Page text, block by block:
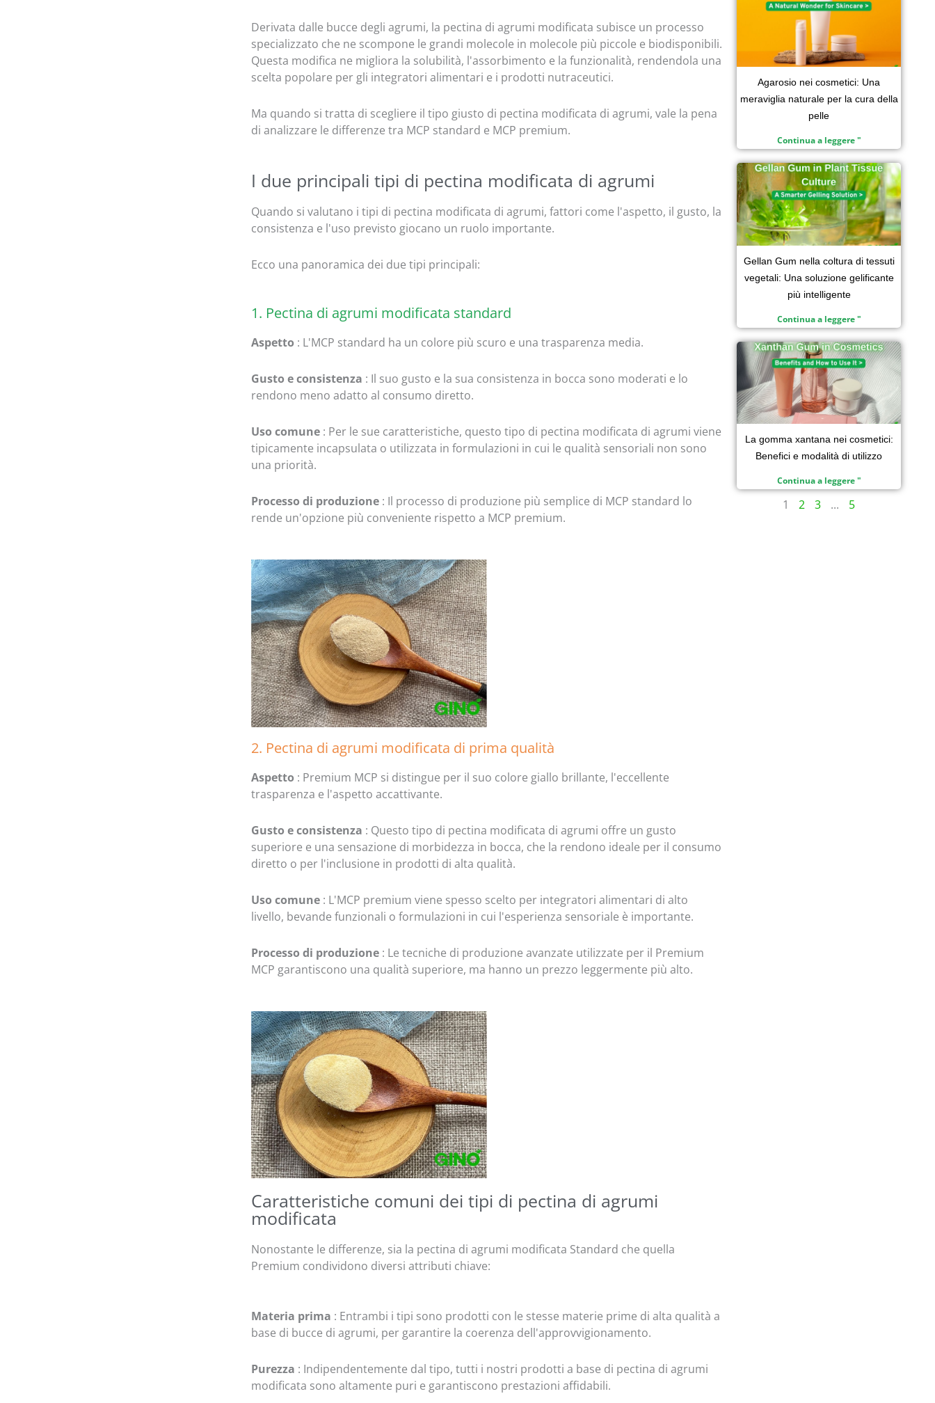
Derivata dalle bucce degli agrumi, la pectina di agrumi modificata subisce un processo
specializzato che ne scompone le grandi molecole in molecole più piccole e biodisponibili.
Questa modifica ne migliora la solubilità, l'assorbimento e la funzionalità, rendendola una
scelta popolare per gli integratori alimentari e i prodotti nutraceutici.
Ma quando si tratta di scegliere il tipo giusto di pectina modificata di agrumi, vale la pena
di analizzare le differenze tra MCP standard e MCP premium.
I due principali tipi di pectina modificata di agrumi
Quando si valutano i tipi di pectina modificata di agrumi, fattori come l'aspetto, il gusto, la
consistenza e l'uso previsto giocano un ruolo importante.
Ecco una panoramica dei due tipi principali:
1. Pectina di agrumi modificata standard
Aspetto : L'MCP standard ha un colore più scuro e una trasparenza media.
Gusto e consistenza : Il suo gusto e la sua consistenza in bocca sono moderati e lo
rendono meno adatto al consumo diretto.
Uso comune : Per le sue caratteristiche, questo tipo di pectina modificata di agrumi viene
tipicamente incapsulata o utilizzata in formulazioni in cui le qualità sensoriali non sono
una priorità.
Processo di produzione : Il processo di produzione più semplice di MCP standard lo
rende un'opzione più conveniente rispetto a MCP premium.
2. Pectina di agrumi modificata di prima qualità
Aspetto : Premium MCP si distingue per il suo colore giallo brillante, l'eccellente
trasparenza e l'aspetto accattivante.
Gusto e consistenza : Questo tipo di pectina modificata di agrumi offre un gusto
superiore e una sensazione di morbidezza in bocca, che la rendono ideale per il consumo
diretto o per l'inclusione in prodotti di alta qualità.
Uso comune : L'MCP premium viene spesso scelto per integratori alimentari di alto
livello, bevande funzionali o formulazioni in cui l'esperienza sensoriale è importante.
Processo di produzione : Le tecniche di produzione avanzate utilizzate per il Premium
MCP garantiscono una qualità superiore, ma hanno un prezzo leggermente più alto.
Caratteristiche comuni dei tipi di pectina di agrumi
modificata
Nonostante le differenze, sia la pectina di agrumi modificata Standard che quella
Premium condividono diversi attributi chiave:
Materia prima : Entrambi i tipi sono prodotti con le stesse materie prime di alta qualità a
base di bucce di agrumi, per garantire la coerenza dell'approvvigionamento.
Purezza : Indipendentemente dal tipo, tutti i nostri prodotti a base di pectina di agrumi
modificata sono altamente puri e garantiscono prestazioni affidabili.
Agarosio nei cosmetici: Una
meraviglia naturale per la cura della
pelle
Continua a leggere "
Gellan Gum nella coltura di tessuti
vegetali: Una soluzione gelificante
più intelligente
Continua a leggere "
La gomma xantana nei cosmetici:
Benefici e modalità di utilizzo
Continua a leggere "
1 2 3 ... 5